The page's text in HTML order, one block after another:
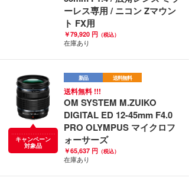
ーレス専用 / ニコン Zマウン
ト FX用
￥79,920 円 （税込）
在庫あり
キャンペーン
対象品
新品 送料無料
送料無料 !!!
OM SYSTEM M.ZUIKO
DIGITAL ED 12-45mm F4.0
PRO OLYMPUS マイクロフ
ォーサーズ
￥65,637 円 （税込）
在庫あり